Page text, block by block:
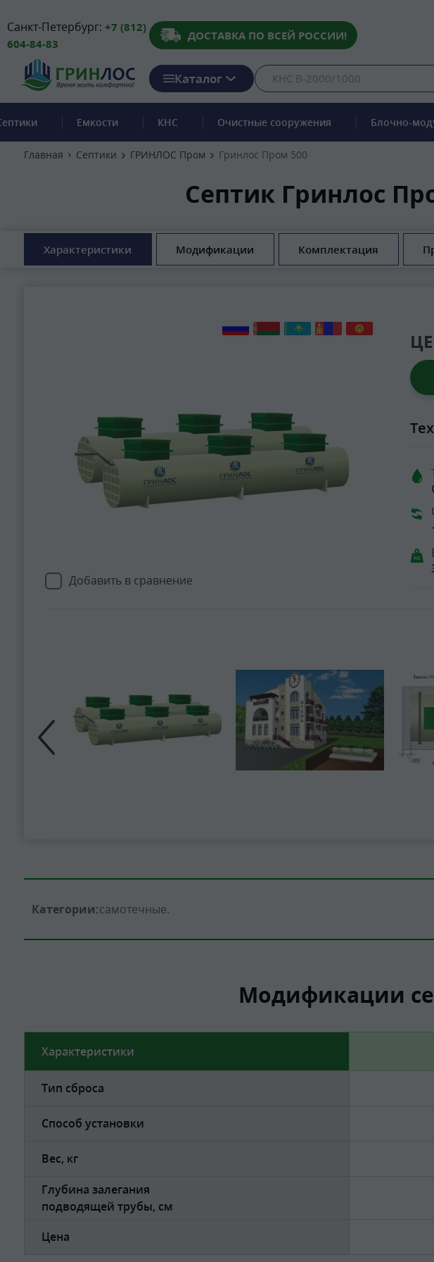
Санкт-Петербург: +7 (812)
604-84-83
ДОСТАВКА ПО ВСЕЙ РОССИИ!
Каталог
Емкости КНС Очистные сооружения Блочно-
Главная Септики ГРИНЛОС Пром Гринлос Пром 500
Септик Гринлос
Характеристики Модификации Комплектация
Добавить в сравнение
Категории:самотечные
Модификации
Характеристики
Тип сброса
Способ установки
Вес, кг
Глубина залегания
подводящей трубы, см
Цена